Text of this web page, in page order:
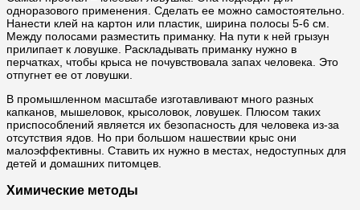
одноразового применения. Сделать ее можно самостоятельно.
Нанести клей на картон или пластик, ширина полосы 5-6 см.
Между полосами разместить приманку. На пути к ней грызун
прилипает к ловушке. Раскладывать приманку нужно в
перчатках, чтобы крыса не почувствовала запах человека. Это
отпугнет ее от ловушки.
В промышленном масштабе изготавливают много разных
капканов, мышеловок, крысоловок, ловушек. Плюсом таких
приспособлений является их безопасность для человека из-за
отсутствия ядов. Но при большом нашествии крыс они
малоэффективны. Ставить их нужно в местах, недоступных для
детей и домашних питомцев.
Химические методы